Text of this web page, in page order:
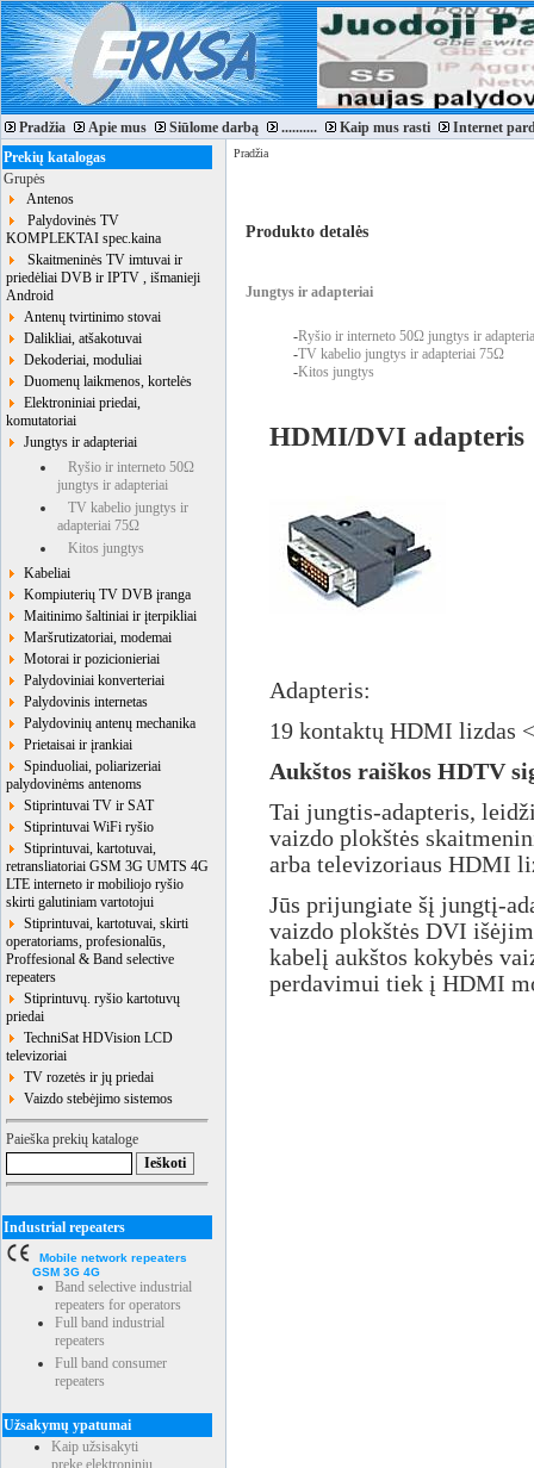
Pradžia Apie mus Siūlome darbą .......... Kaip mus rasti
Internet
Prekių katalogas
Grupės
Antenos
Palydovinės TV
KOMPLEKTAI spec.kaina
Skaitmeninės TV imtuvai ir
priedėliai DVB ir IPTV , išmanieji
Android
Antenų tvirtinimo stovai
Dalikliai, atšakotuvai
Dekoderiai, moduliai
Duomenų laikmenos, kortelės
Elektroniniai priedai,
komutatoriai
Jungtys ir adapteriai
Ryšio ir interneto 50Ω
jungtys ir adapteriai
TV kabelio jungtys ir
adapteriai 75Ω
Kitos jungtys
Kabeliai
Kompiuterių TV DVB įranga
Maitinimo šaltiniai ir įterpikliai
Maršrutizatoriai, modemai
Motorai ir pozicionieriai
Palydoviniai konverteriai
Palydovinis internetas
Palydovinių antenų mechanika
Prietaisai ir įrankiai
Spinduoliai, poliarizeriai
palydovinėms antenoms
Stiprintuvai TV ir SAT
Stiprintuvai WiFi ryšio
Stiprintuvai, kartotuvai,
retransliatoriai GSM 3G UMTS 4G
LTE interneto ir mobiliojo ryšio
skirti galutiniam vartotojui
Stiprintuvai, kartotuvai, skirti
operatoriams, profesionalūs,
Proffesional & Band selective
repeaters
Stiprintuvų. ryšio kartotuvų
priedai
TechniSat HDVision LCD
televizoriai
TV rozetės ir jų priedai
Vaizdo stebėjimo sistemos
Paieška prekių kataloge
Industrial repeaters
Mobile network repeaters
GSM 3G 4G
Band selective industrial
repeaters for operators
Full band industrial
repeaters
Full band consumer
repeaters
Užsakymų ypatumai
Kaip užsisakyti
prekę elektroniniu
Pradžia
Produkto detalės
Jungtys ir adapteriai
-Ryšio ir interneto 50Ω jungtys ir
-TV kabelio jungtys ir adapteriai 75Ω
-Kitos jungtys
HDMI/DVI adapteris
Adapteris:
19 kontaktų HDMI lizdas
Aukštos raiškos HDTV
Tai jungtis-adapteris,
vaizdo plokštės
arba televizoriaus HDMI
Jūs prijungiate šį jungtį-
vaizdo plokštės DVI
kabelį aukštos kokybės
perdavimui tiek į HDMI